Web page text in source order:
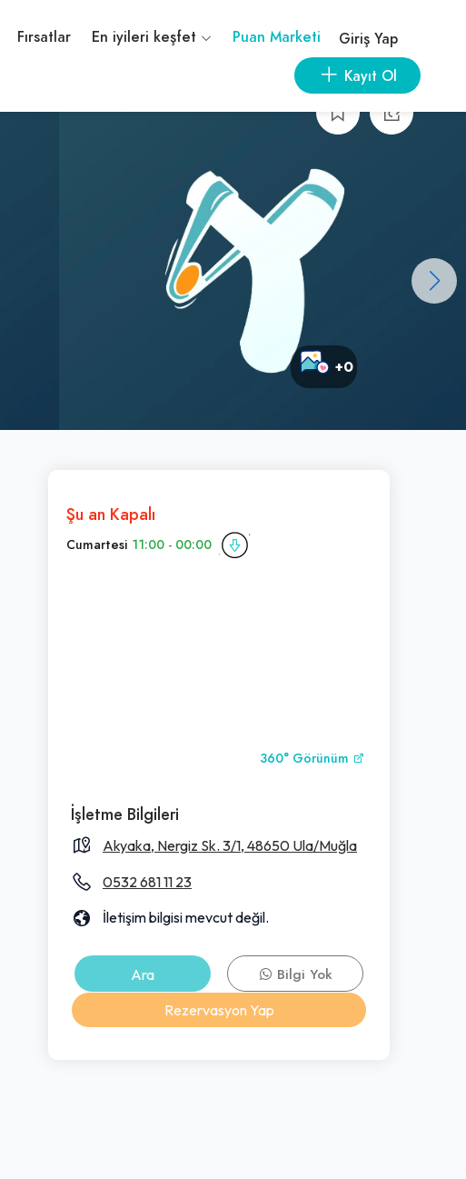
Fırsatlar En iyileri keşfet Puan Marketi
Giriş Yap
Kayıt Ol
+0
Şu an Kapalı
Cumartesi 11:00 - 00:00
360° Görünüm
İşletme Bilgileri
Akyaka, Nergiz Sk. 3/1, 48650 Ula/Muğla
0532 681 11 23
İletişim bilgisi mevcut değil.
Ara
Bilgi Yok
Rezervasyon Yap